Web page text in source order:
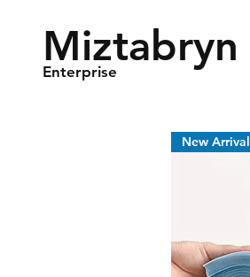
Miztabryn
Enterprise
New Arrival